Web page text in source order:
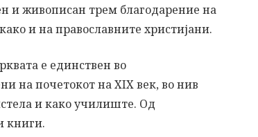
и живописан трем благодарение на
и на православните христијани.
е единствен во
на почетокот на XIX век, во нив
и како училиште. Од
книги.